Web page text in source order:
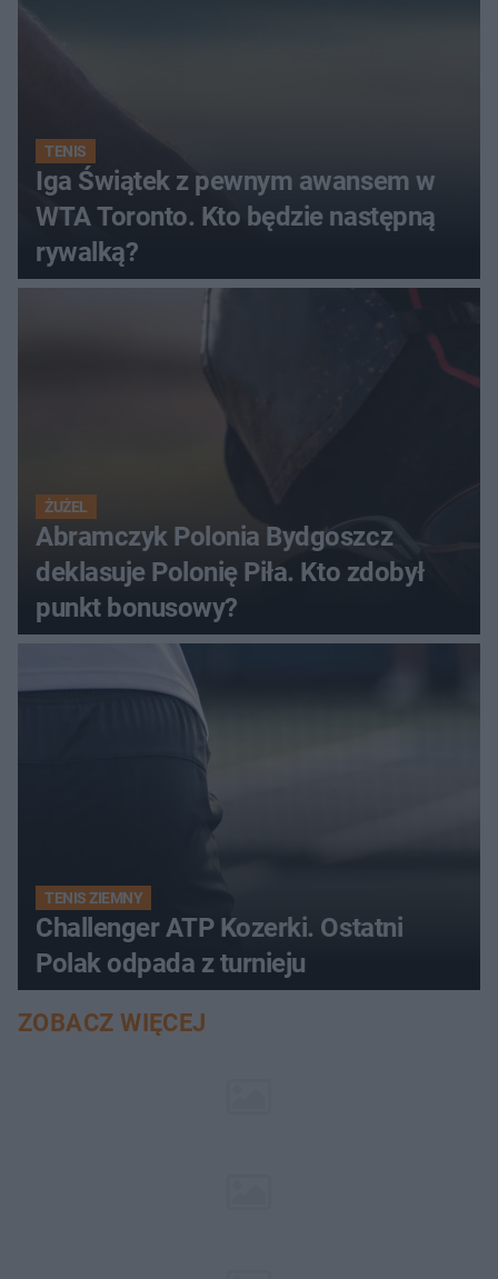
TENIS
Iga Świątek z pewnym awansem w
WTA Toronto. Kto będzie następną
rywalką?
ŻUŻEL
Abramczyk Polonia Bydgoszcz
deklasuje Polonię Piła. Kto zdobył
punkt bonusowy?
TENIS ZIEMNY
Challenger ATP Kozerki. Ostatni
Polak odpada z turnieju
ZOBACZ WIĘCEJ